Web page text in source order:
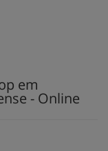
em
- Online